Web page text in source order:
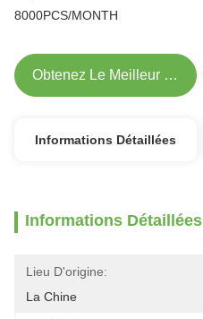
8000PCS/MONTH
Obtenez Le Meilleur Prix
Informations Détaillées
Informations Détaillées
Lieu D'origine:
La Chine